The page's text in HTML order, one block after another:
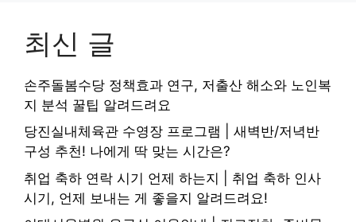
최신 글
손주돌봄수당 정책효과 연구, 저출산 해소와 노인복
지 분석 꿀팁 알려드려요
당진실내체육관 수영장 프로그램 | 새벽반/저녁반
구성 추천! 나에게 딱 맞는 시간은?
취업 축하 연락 시기 언제 하는지 | 취업 축하 인사
시기, 언제 보내는 게 좋을지 알려드려요!